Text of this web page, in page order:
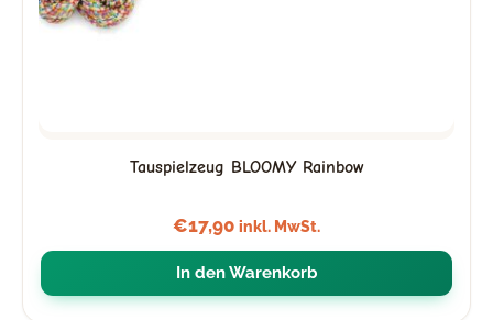
Tauspielzeug BLOOMY Rainbow
€17,90 inkl. MwSt.
In den Warenkorb